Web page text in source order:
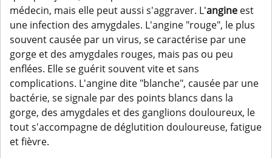
médecin, mais elle peut aussi s'aggraver. L'angine est
une infection des amygdales. L'angine "rouge", le plus
souvent causée par un virus, se caractérise par une
gorge et des amygdales rouges, mais pas ou peu
enflées. Elle se guérit souvent vite et sans
complications. L'angine dite "blanche", causée par une
bactérie, se signale par des points blancs dans la
gorge, des amygdales et des ganglions douloureux, le
tout s'accompagne de déglutition douloureuse, fatigue
et fièvre.